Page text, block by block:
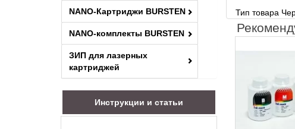
NANO-Картриджи BURSTEN
NANO-комплекты BURSTEN
ЗИП для лазерных
картриджей
Инструкции и статьи
Тип товара